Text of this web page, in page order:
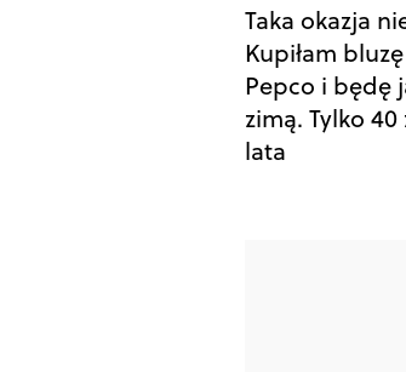
Taka okazja
Kupiłam
Pepco i będę
zimą. Tylko 40
lata